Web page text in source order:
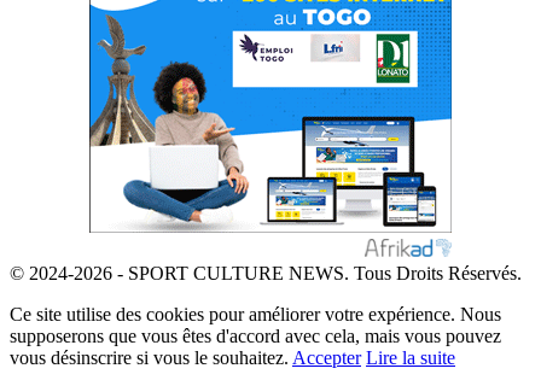
© 2024-2026 - SPORT CULTURE NEWS. Tous Droits Réservés.
Ce site utilise des cookies pour améliorer votre expérience. Nous
supposerons que vous êtes d'accord avec cela, mais vous pouvez
vous désinscrire si vous le souhaitez. Accepter Lire la suite